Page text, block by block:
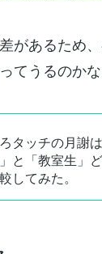
があるため
てうるのかな
タッチの月謝
と「教室生」
してみた。